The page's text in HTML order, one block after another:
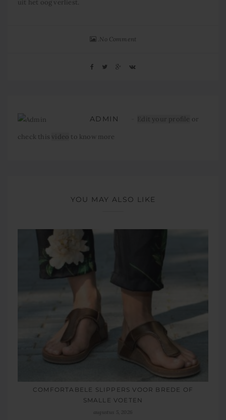
uit het oog verliest.
No Comment
ADMIN Edit your profile or
check this video to know more
YOU MAY ALSO LIKE
COMFORTABELE SLIPPERS VOOR BREDE OF
SMALLE VOETEN
augustus 5, 2026